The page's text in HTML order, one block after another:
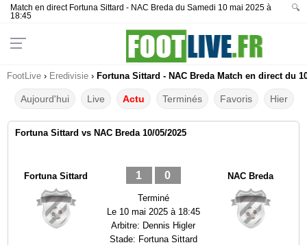
Match en direct Fortuna Sittard - NAC Breda du Samedi 10 mai 2025 à
18:45
🔍
FootLive › Eredivisie › Fortuna Sittard - NAC Breda Match en direct du
Aujourd'hui Live Actu Terminés Favoris Hier
Fortuna Sittard vs NAC Breda 10/05/2025
Fortuna Sittard 1 0
Terminé
Le 10 mai 2025 à 18:45
Arbitre: Dennis Higler
Stade: Fortuna Sittard
NAC Breda